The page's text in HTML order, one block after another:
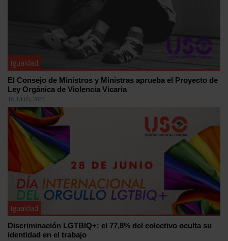
Igualdad
El Consejo de Ministros y Ministras aprueba el Proyecto de
Ley Orgánica de Violencia Vicaria
16 JULIO, 2026
Igualdad
Discriminación LGTBIQ+: el 77,8% del colectivo oculta su
identidad en el trabajo